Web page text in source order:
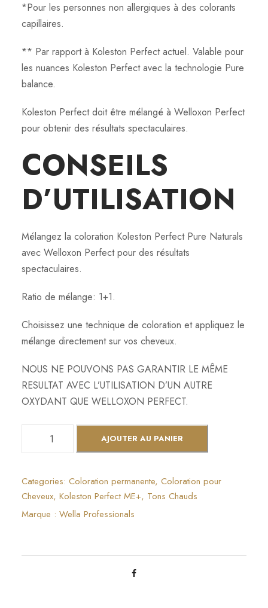
*Pour les personnes non allergiques à des colorants
capillaires.
** Par rapport à Koleston Perfect actuel. Valable pour
les nuances Koleston Perfect avec la technologie Pure
balance.
Koleston Perfect doit être mélangé à Welloxon Perfect
pour obtenir des résultats spectaculaires.
CONSEILS
D’UTILISATION
Mélangez la coloration Koleston Perfect Pure Naturals
avec Welloxon Perfect pour des résultats
spectaculaires.
Ratio de mélange: 1+1.
Choisissez une technique de coloration et appliquez le
mélange directement sur vos cheveux.
NOUS NE POUVONS PAS GARANTIR LE MÊME
RESULTAT AVEC L’UTILISATION D’UN AUTRE
OXYDANT QUE WELLOXON PERFECT.
n
t
i
AJOUTER AU PANIER
Categories: Coloration permanente, Coloration pour
Cheveux, Koleston Perfect ME+, Tons Chauds
Marque : Wella Professionals